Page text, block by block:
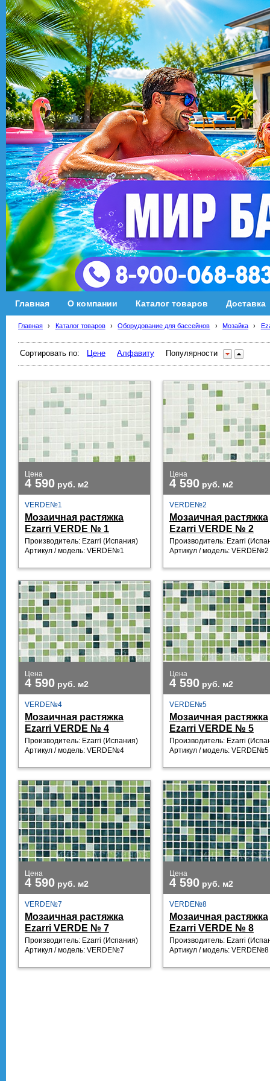
Главная О компании Каталог товаров Доставка
Главная › Каталог товаров › Оборудование для бассейнов › Мозайка ›
Сортировать по: Цене Алфавиту Популярности
Цена
4 590 руб. м2
VERDE№1
Мозаичная растяжка
Ezarri VERDE № 1
Производитель: Ezarri (Испания)
Артикул / модель: VERDE№1
Цена
4 590 руб. м2
VERDE№2
Мозаичная растяжка
Ezarri VERDE № 2
Производитель: Ezarri
Артикул / модель: VERDE№2
Цена
4 590 руб. м2
VERDE№4
Мозаичная растяжка
Ezarri VERDE № 4
Производитель: Ezarri (Испания)
Артикул / модель: VERDE№4
Цена
4 590 руб. м2
VERDE№5
Мозаичная растяжка
Ezarri VERDE № 5
Производитель: Ezarri
Артикул / модель: VERDE№5
Цена
4 590 руб. м2
VERDE№7
Мозаичная растяжка
Ezarri VERDE № 7
Производитель: Ezarri (Испания)
Артикул / модель: VERDE№7
Цена
4 590 руб. м2
VERDE№8
Мозаичная растяжка
Ezarri VERDE № 8
Производитель: Ezarri
Артикул / модель: VERDE№8